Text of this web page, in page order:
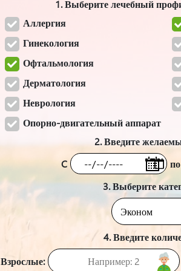
1. Выберите лечебный
Аллергия
Гинекология
Офтальмология
Дерматология
Неврология
Опорно-двигательный аппарат
2. Введите
C
по
3. Выберите
4. Введите
Взрослые: